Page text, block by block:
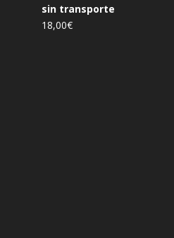
sin transporte
18,00€